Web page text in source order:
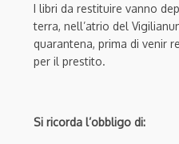
I libri da restituire vanno
terra, nell’atrio del
quarantena, prima di venir
per il prestito.
Si ricorda l’obbligo di: